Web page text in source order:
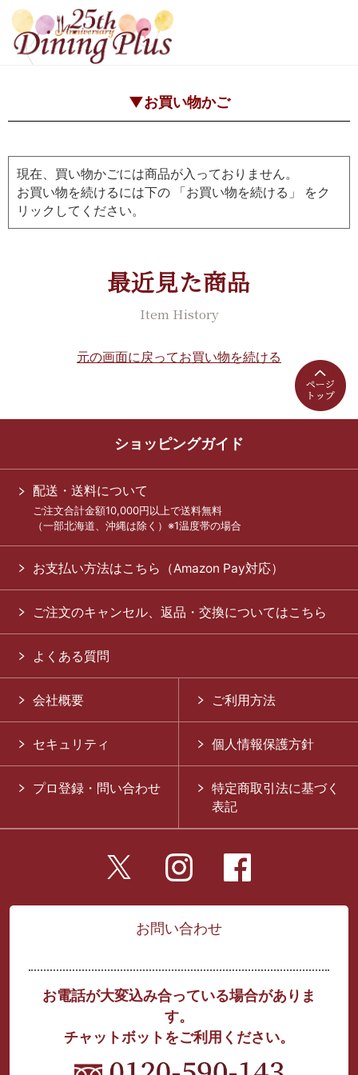
▼お買い物かご
現在、買い物かごには商品が入っておりません。
お買い物を続けるには下の 「お買い物を続ける」 をク
リックしてください。
最近見た商品
Item History
元の画面に戻ってお買い物を続ける
ショッピングガイド
配送・送料について
ご注文合計金額10,000円以上で送料無料
（一部北海道、沖縄は除く）※1温度帯の場合
お支払い方法はこちら（Amazon Pay対応）
ご注文のキャンセル、返品・交換についてはこちら
よくある質問
会社概要 ご利用方法
セキュリティ 個人情報保護方針
プロ登録・問い合わせ
特定商取引法に基づく
表記
お問い合わせ
お電話が大変込み合っている場合がありま
す。
チャットボットをご利用ください。